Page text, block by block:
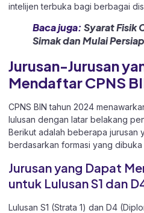
intelijen terbuka bagi berbagai
Baca juga: Syarat Fisik
Simak dan Mulai
Jurusan-Jurusan
Mendaftar CPNS
CPNS BIN tahun 2024
lulusan dengan latar belakang
Berikut adalah beberapa jurusan
berdasarkan formasi yang dibuka
Jurusan yang Dapat
untuk Lulusan S1 dan
Lulusan S1 (Strata 1) dan D4